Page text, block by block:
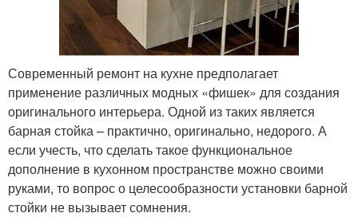
Современный ремонт на кухне предполагает
применение различных модных «фишек» для создания
оригинального интерьера. Одной из таких является
барная стойка – практично, оригинально, недорого. А
если учесть, что сделать такое функциональное
дополнение в кухонном пространстве можно своими
руками, то вопрос о целесообразности установки барной
стойки не вызывает сомнения.